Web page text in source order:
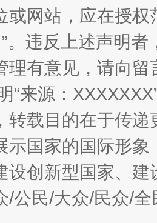
麦地、白藏房 除
或网站，应在授
。违反上述声明
理有意见，请向
“来源：
转载目的在于传
示国家的国际形
设创新型国家、
/公民/大众/民众/